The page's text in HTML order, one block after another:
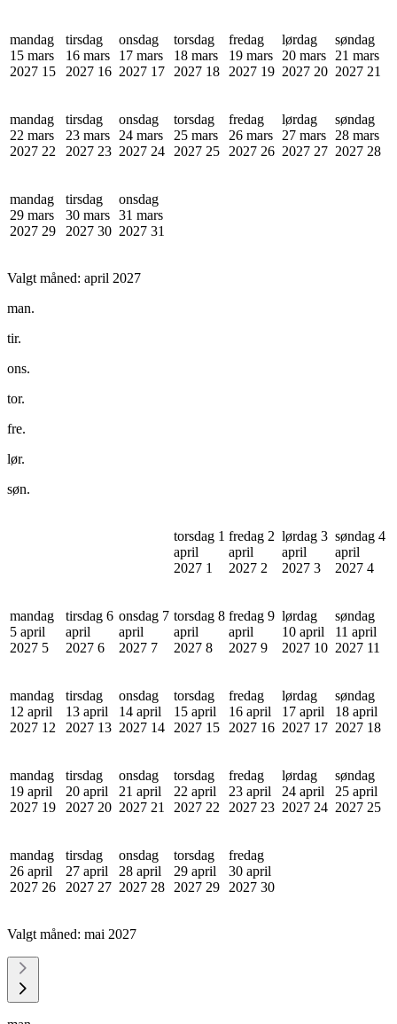
mandag
15 mars
2027 15
tirsdag
16 mars
2027 16
onsdag
17 mars
2027 17
torsdag
18 mars
2027 18
fredag
19 mars
2027 19
lørdag
20 mars
2027 20
søndag
21 mars
2027 21
mandag
22 mars
2027 22
tirsdag
23 mars
2027 23
onsdag
24 mars
2027 24
torsdag
25 mars
2027 25
fredag
26 mars
2027 26
lørdag
27 mars
2027 27
søndag
28 mars
2027 28
mandag
29 mars
2027 29
tirsdag
30 mars
2027 30
onsdag
31 mars
2027 31
Valgt måned: april 2027
man.
tir.
ons.
tor.
fre.
lør.
søn.
torsdag 1
april
2027 1
fredag 2
april
2027 2
lørdag 3
april
2027 3
søndag 4
april
2027 4
mandag
5 april
2027 5
tirsdag 6
april
2027 6
onsdag 7
april
2027 7
torsdag 8
april
2027 8
fredag 9
april
2027 9
lørdag
10 april
2027 10
søndag
11 april
2027 11
mandag
12 april
2027 12
tirsdag
13 april
2027 13
onsdag
14 april
2027 14
torsdag
15 april
2027 15
fredag
16 april
2027 16
lørdag
17 april
2027 17
søndag
18 april
2027 18
mandag
19 april
2027 19
tirsdag
20 april
2027 20
onsdag
21 april
2027 21
torsdag
22 april
2027 22
fredag
23 april
2027 23
lørdag
24 april
2027 24
søndag
25 april
2027 25
mandag
26 april
2027 26
tirsdag
27 april
2027 27
onsdag
28 april
2027 28
torsdag
29 april
2027 29
fredag
30 april
2027 30
Valgt måned: mai 2027